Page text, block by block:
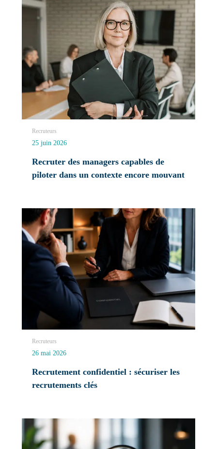
Recruteurs
25 juin 2026
Recruter des managers capables de
piloter dans un contexte encore mouvant
Recruteurs
26 mai 2026
Recrutement confidentiel : sécuriser les
recrutements clés